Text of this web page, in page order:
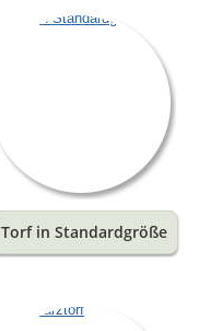
Torf in Standardgröße